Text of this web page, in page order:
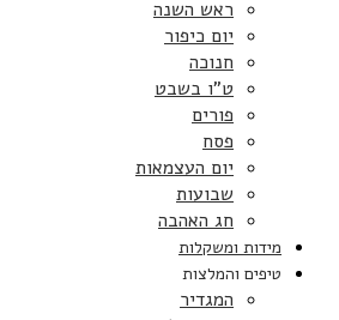
ראש השנה
יום כיפור
חנוכה
ט”ו בשבט
פורים
פסח
יום העצמאות
שבועות
חג האהבה
מידות ומשקלות
טיפים והמלצות
המגדיר